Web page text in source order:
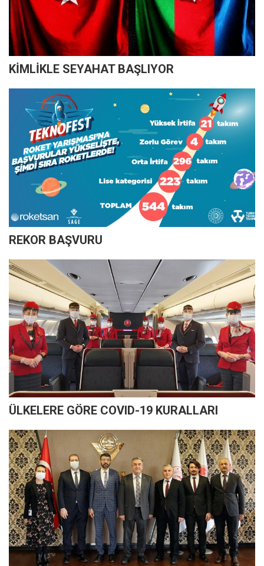
KİMLİKLE SEYAHAT BAŞLIYOR
REKOR BAŞVURU
ÜLKELERE GÖRE COVID-19 KURALLARI